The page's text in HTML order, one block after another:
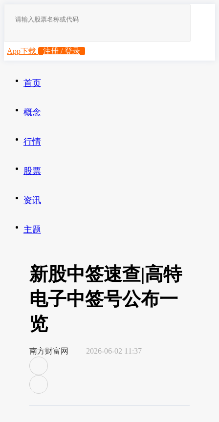
App下载 注册 / 登录
首页
概念
行情
股票
资讯
主题
新股中签速查|高特
电子中签号公布一
览
南方财富网 2026-06-02 11:37